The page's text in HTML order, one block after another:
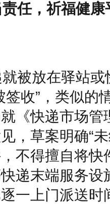
任，祈福健康
被放在驿站
签收”，类似的
《快递市场管
，草案明确“
不得擅自将快
递末端服务设
一上门派送时